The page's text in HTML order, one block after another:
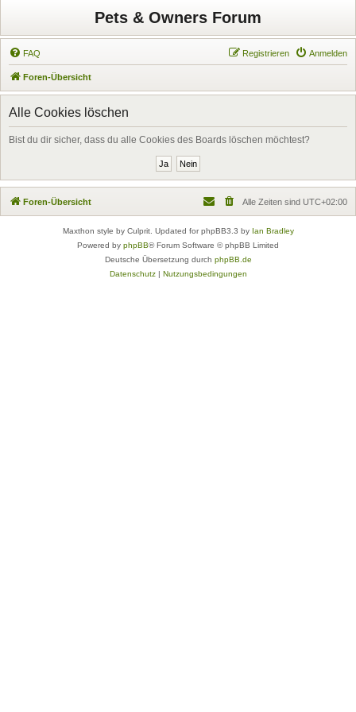
Pets & Owners Forum
FAQ Anmelden
Registrieren
Foren-Übersicht
Alle Cookies löschen
Bist du dir sicher, dass du alle Cookies des Boards löschen möchtest?
Foren-Übersicht Alle Zeiten sind UTC+02:00
Maxthon style by Culprit. Updated for phpBB3.3 by Ian Bradley
Powered by phpBB® Forum Software © phpBB Limited
Deutsche Übersetzung durch phpBB.de
Datenschutz| Nutzungsbedingungen